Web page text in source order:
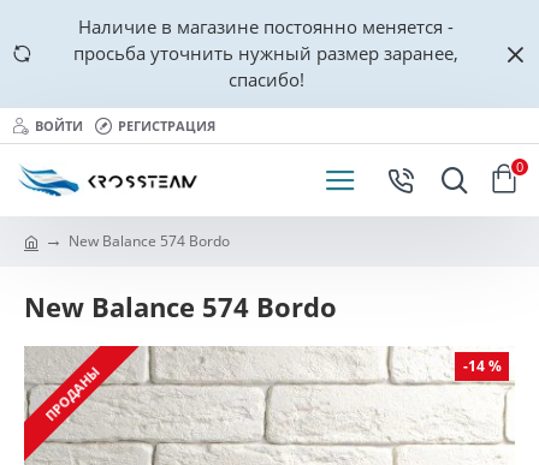
Наличие в магазине постоянно меняется -
просьба уточнить нужный размер заранее,
спасибо!
ВОЙТИ РЕГИСТРАЦИЯ
0
New Balance 574 Bordo
New Balance 574 Bordo
-14 %
ПРОДАНЫ